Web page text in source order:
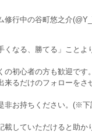
行中の谷町悠之介
なる、勝てる」ことよ
初心者の方も歓迎です。
るだけのフォローをさ
お持ちください。(※下
していただけると助か